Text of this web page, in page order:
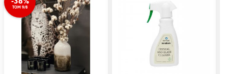
TOM 9/8